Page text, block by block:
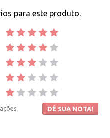
para este produto.
DÊ SUA NOTA!